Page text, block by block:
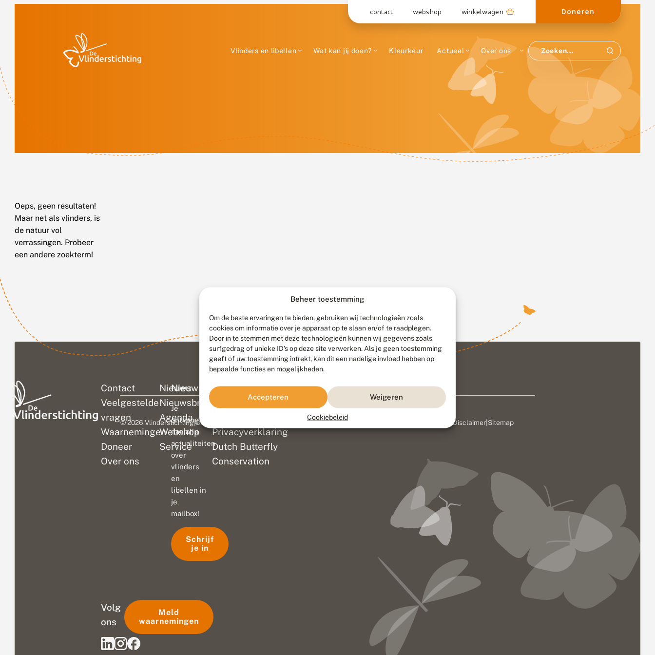
Beheer toestemming
Om de beste ervaringen te bieden, gebruiken wij technologieën zoals
cookies om informatie over je apparaat op te slaan en/of te raadplegen.
Door in te stemmen met deze technologieën kunnen wij gegevens zoals
surfgedrag of unieke ID's op deze site verwerken. Als je geen toestemming
geeft of uw toestemming intrekt, kan dit een nadelige invloed hebben op
bepaalde functies en mogelijkheden.
Accepteren Weigeren
Cookiebeleid
contact webshop winkelwagen Doneren
Vlinders en libellen Wat kan jij doen? Kleurkeur Actueel Over ons
Oeps, geen resultaten!
Maar net als vlinders, is
de natuur vol
verrassingen. Probeer
een andere zoekterm!
Contact
Veelgestelde
vragen
Waarnemingen
Doneer
Over ons
Nieuws
Nieuwsbrief
Agenda
Webshop
Service
Colofon
Disclaimer
Privacyverklaring
Dutch Butterfly
Conservation
Nieuwsbrief
Je
ontvangt
dan alle
actualiteiten
over
vlinders
en
libellen in
je
mailbox!
Schrijf
je in
Volg
ons
Meld
waarnemingen
© 2026 Vlinderstichting|Duurzaam ontwikkeld door Go2People, ontworpen door Disclaimer Sitemap